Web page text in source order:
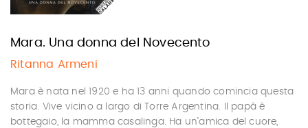
Mara. Una donna del Novecento
Ritanna Armeni
Mara è nata nel 1920 e ha 13 anni quando comincia questa
storia. Vive vicino a largo di Torre Argentina. Il papà è
bottegaio, la mamma casalinga. Ha un’amica del cuore,